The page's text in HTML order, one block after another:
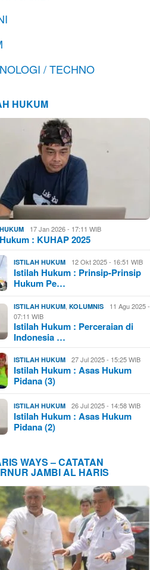
/ TECHNO
HUKUM
17 Jan 2026 - 17:11 WIB
: KUHAP 2025
ISTILAH HUKUM 12 Okt 2025 - 16:51 WIB
Istilah Hukum : Prinsip-Prinsip
Hukum Pe…
ISTILAH HUKUM ,KOLUMNIS
11 Agu 2025 -
07:11 WIB
Istilah Hukum : Perceraian di
Indonesia …
ISTILAH HUKUM 27 Jul 2025 - 15:25 WIB
Istilah Hukum : Asas Hukum
Pidana (3)
ISTILAH HUKUM 26 Jul 2025 - 14:58 WIB
Istilah Hukum : Asas Hukum
Pidana (2)
WAYS – CATATAN
JAMBI AL HARIS